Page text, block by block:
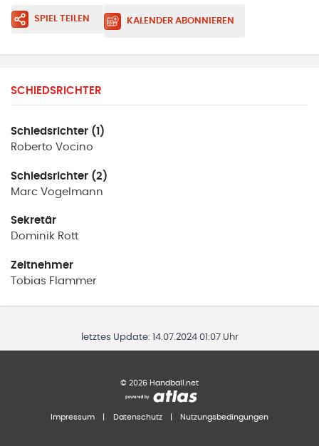
SPIEL TEILEN KALENDER ABONNIEREN
SCHIEDSRICHTER
Schiedsrichter (1)
Roberto Vocino
Schiedsrichter (2)
Marc Vogelmann
Sekretär
Dominik Rott
Zeitnehmer
Tobias Flammer
letztes Update: 14.07.2024 01:07 Uhr
© 2026 Handball.net
Impressum Datenschutz Nutzungsbedingungen